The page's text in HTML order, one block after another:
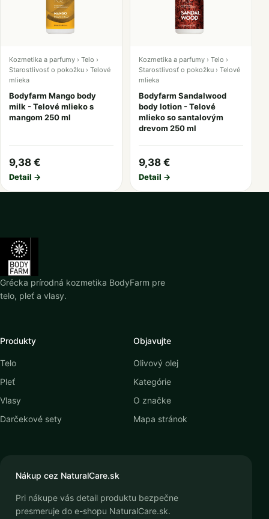
Kozmetika a parfumy › Telo ›
Starostlivosť o pokožku › Telové
mlieka
Bodyfarm Mango body
milk - Telové mlieko s
mangom 250 ml
9,38 €
Detail →
Kozmetika a parfumy › Telo ›
Starostlivosť o pokožku › Telové
mlieka
Bodyfarm Sandalwood
body lotion - Telové
mlieko so santalovým
drevom 250 ml
9,38 €
Detail →
Grécka prírodná kozmetika BodyFarm pre
telo, pleť a vlasy.
Produkty
Telo
Pleť
Vlasy
Darčekové sety
Objavujte
Olivový olej
Kategórie
O značke
Mapa stránok
Nákup cez NaturalCare.sk
Pri nákupe vás detail produktu bezpečne
presmeruje do e-shopu NaturalCare.sk.